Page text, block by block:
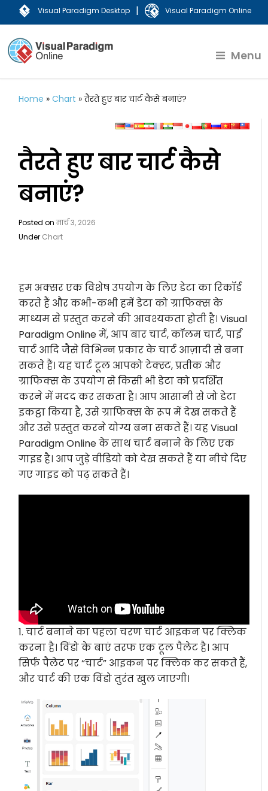
Visual Paradigm Desktop | Visual Paradigm Online
Menu
Home »Chart »तैरते हुए बार चार्ट कैसे बनाएं?
तैरते हुए बार चार्ट कैसे
बनाएं?
Posted onमार्च 3, 2026
Under Chart
हम अक्सर एक विशेष उपयोग के लिए डेटा का रिकॉर्ड
करते हैं और कभी-कभी हमें डेटा को ग्राफिक्स के
माध्यम से प्रस्तुत करने की आवश्यकता होती है। Visual
Paradigm Online में, आप बार चार्ट, कॉलम चार्ट, पाई
चार्ट आदि जैसे विभिन्न प्रकार के चार्ट आज़ादी से बना
सकते हैं। यह चार्ट टूल आपको टेक्स्ट, प्रतीक और
ग्राफिक्स के उपयोग से किसी भी डेटा को प्रदर्शित
करने में मदद कर सकता है। आप आसानी से जो डेटा
इकट्ठा किया है, उसे ग्राफिक्स के रूप में देख सकते हैं
और उसे प्रस्तुत करने योग्य बना सकते हैं। यह Visual
Paradigm Online के साथ चार्ट बनाने के लिए एक
गाइड है। आप जुड़े वीडियो को देख सकते हैं या नीचे दिए
गए गाइड को पढ़ सकते हैं।
1. चार्ट बनाने का पहला चरण चार्ट आइकन पर क्लिक
करना है। विंडो के बाएं तरफ एक टूल पैलेट है। आप
सिर्फ पैलेट पर “चार्ट” आइकन पर क्लिक कर सकते हैं,
और चार्ट की एक विंडो तुरंत खुल जाएगी।